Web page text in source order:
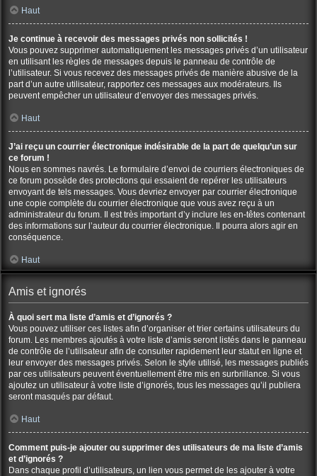
Haut
Je continue à recevoir des messages privés non sollicités !
Vous pouvez supprimer automatiquement les messages privés d’un utilisateur
en utilisant les règles de messages depuis le panneau de contrôle de
l’utilisateur. Si vous recevez des messages privés de manière abusive de la
part d’un autre utilisateur, rapportez ces messages aux modérateurs. Ils
peuvent empêcher un utilisateur d’envoyer des messages privés.
Haut
J’ai reçu un courrier électronique indésirable de la part de quelqu’un sur
ce forum !
Nous en sommes navrés. Le formulaire d’envoi de courriers électroniques de
ce forum possède des protections qui essaient de repérer les utilisateurs
envoyant de tels messages. Vous devriez envoyer par courrier électronique
une copie complète du courrier électronique que vous avez reçu à un
administrateur du forum. Il est très important d’y inclure les en-têtes contenant
des informations sur l’auteur du courrier électronique. Il pourra alors agir en
conséquence.
Haut
Amis et ignorés
À quoi sert ma liste d’amis et d’ignorés ?
Vous pouvez utiliser ces listes afin d’organiser et trier certains utilisateurs du
forum. Les membres ajoutés à votre liste d’amis seront listés dans le panneau
de contrôle de l’utilisateur afin de consulter rapidement leur statut en ligne et
leur envoyer des messages privés. Selon le style utilisé, les messages publiés
par ces utilisateurs peuvent éventuellement être mis en surbrillance. Si vous
ajoutez un utilisateur à votre liste d’ignorés, tous les messages qu’il publiera
seront masqués par défaut.
Haut
Comment puis-je ajouter ou supprimer des utilisateurs de ma liste d’amis
et d’ignorés ?
Dans chaque profil d’utilisateurs, un lien vous permet de les ajouter à votre